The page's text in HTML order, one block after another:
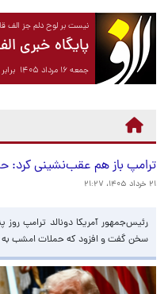
نیست بر لوح دلم جز الف
پایگاه خبری
جمعه ۱۶ مرداد ۱۴۰۵ برابر با ۰۷ آگوست ۲۰۲۶
ترامپ باز هم عقب‌نشینی کرد:
۲۱ خرداد ۱۴۰۵، ۲۱:۲۷
رئیس‌جمهور آمریکا دونالد ترامپ روز
سخن گفت و افزود که حملات امشب به